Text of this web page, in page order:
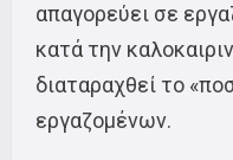
απαγορεύει σε
κατά την
διαταραχθεί το
εργαζομένων.